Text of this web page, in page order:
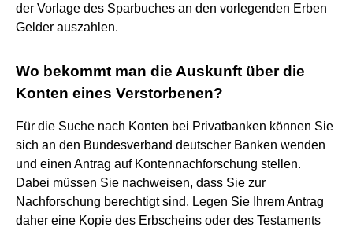
der Vorlage des Sparbuches an den vorlegenden Erben
Gelder auszahlen.
Wo bekommt man die Auskunft über die
Konten eines Verstorbenen?
Für die Suche nach Konten bei Privatbanken können Sie
sich an den Bundesverband deutscher Banken wenden
und einen Antrag auf Kontennachforschung stellen.
Dabei müssen Sie nachweisen, dass Sie zur
Nachforschung berechtigt sind. Legen Sie Ihrem Antrag
daher eine Kopie des Erbscheins oder des Testaments